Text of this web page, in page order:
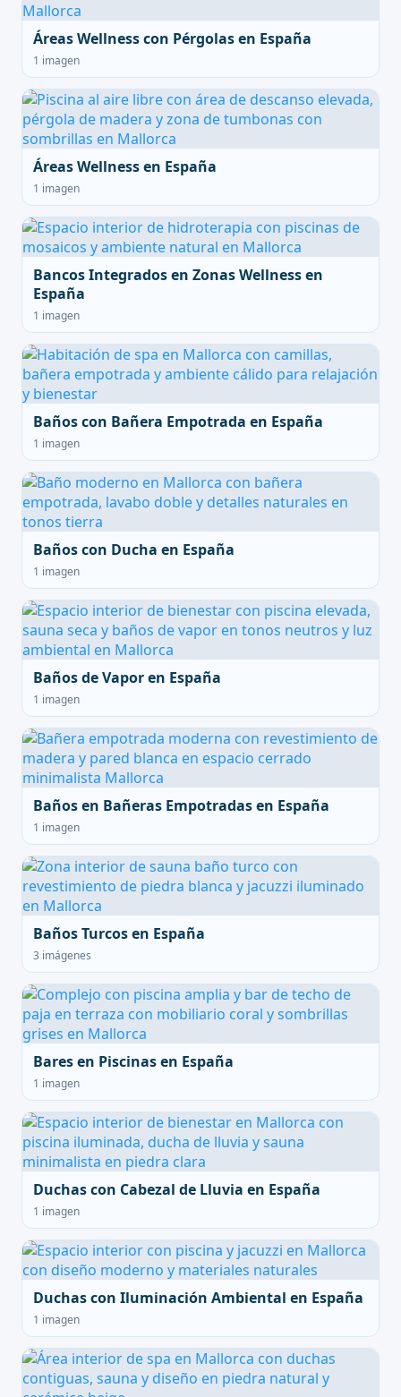
Áreas Wellness con Pérgolas en España
1 imagen
Áreas Wellness en España
1 imagen
Bancos Integrados en Zonas Wellness en
España
1 imagen
Baños con Bañera Empotrada en España
1 imagen
Baños con Ducha en España
1 imagen
Baños de Vapor en España
1 imagen
Baños en Bañeras Empotradas en España
1 imagen
Baños Turcos en España
3 imágenes
Bares en Piscinas en España
1 imagen
Duchas con Cabezal de Lluvia en España
1 imagen
Duchas con Iluminación Ambiental en España
1 imagen